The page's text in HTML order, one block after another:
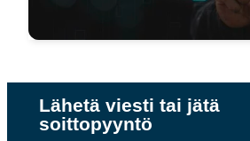
Lähetä viesti tai jätä
soittopyyntö